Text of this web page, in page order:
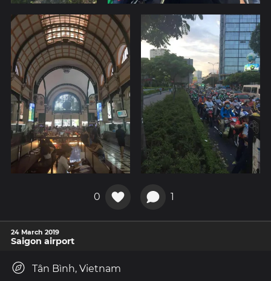
0 1
24 March 2019
Saigon airport
Tân Bình, Vietnam